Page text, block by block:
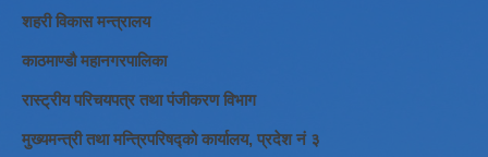
शहरी विकास मन्त्रालय
काठमाण्डौ महानगरपालिका
रास्ट्रीय परिचयपत्र तथा पंजीकरण विभाग
मुख्यमन्त्री तथा मन्त्रिपरिषद्को कार्यालय, प्रदेश नं ३